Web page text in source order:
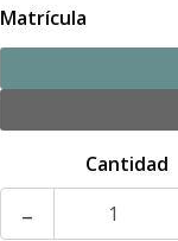
Matrícula
Cantidad
-